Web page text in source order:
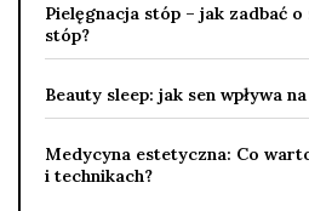
Pielęgnacja stóp – jak zadbać
stóp?
Beauty sleep: jak sen wpływa
Medycyna estetyczna: Co
i technikach?